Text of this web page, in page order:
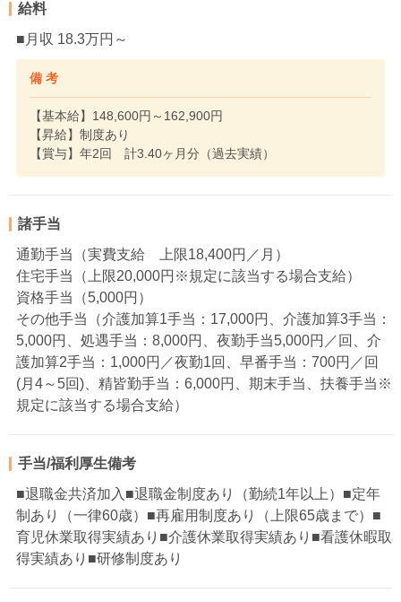
給料
■月収 18.3万円～
備 考
【基本給】148,600円～162,900円
【昇給】制度あり
【賞与】年2回 計3.40ヶ月分（過去実績）
諸手当
通勤手当（実費支給 上限18,400円／月）
住宅手当（上限20,000円※規定に該当する場合支給）
資格手当（5,000円）
その他手当（介護加算1手当：17,000円、介護加算3手当：
5,000円、処遇手当：8,000円、夜勤手当5,000円／回、介
護加算2手当：1,000円／夜勤1回、早番手当：700円／回
(月4～5回)、精皆勤手当：6,000円、期末手当、扶養手当※
規定に該当する場合支給）
手当/福利厚生備考
■退職金共済加入■退職金制度あり（勤続1年以上）■定年
制あり（一律60歳）■再雇用制度あり（上限65歳まで）■
育児休業取得実績あり■介護休業取得実績あり■看護休暇取
得実績あり■研修制度あり